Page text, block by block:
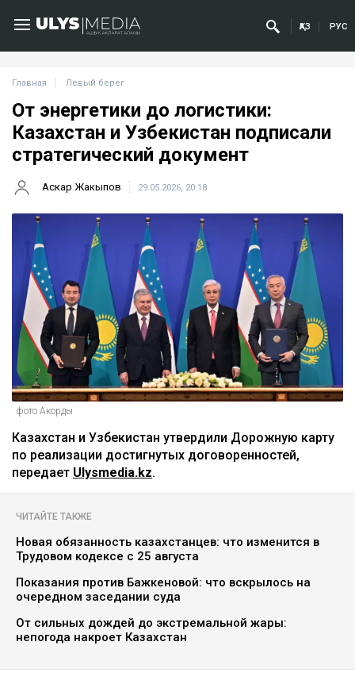
ҚАЗ РУС
Главная Левый берег
От энергетики до логистики:
Казахстан и Узбекистан подписали
стратегический документ
Аскар Жакыпов 29.05.2026, 20:18
фото Акорды
Казахстан и Узбекистан утвердили Дорожную карту
по реализации достигнутых договоренностей,
передает Ulysmedia.kz.
ЧИТАЙТЕ ТАКЖЕ
Новая обязанность казахстанцев: что изменится в
Трудовом кодексе с 25 августа
Показания против Бажкеновой: что вскрылось на
очередном заседании суда
От сильных дождей до экстремальной жары:
непогода накроет Казахстан